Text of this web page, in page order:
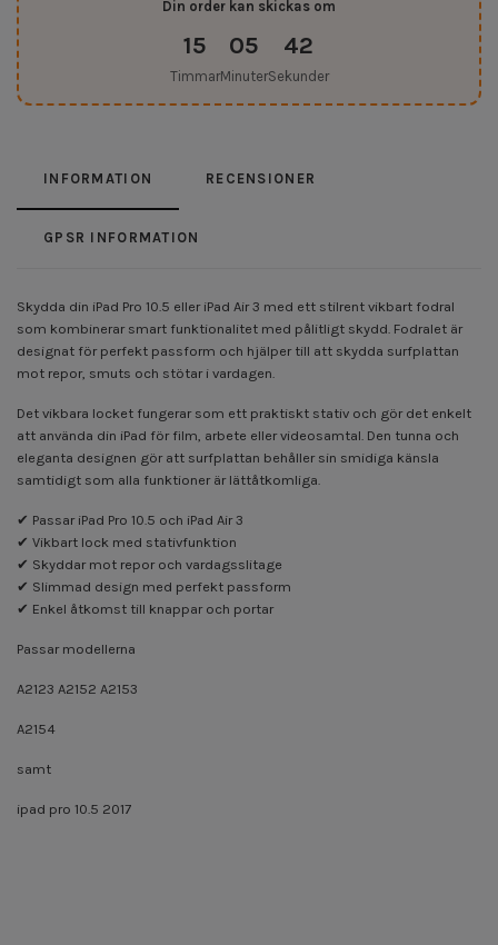
Din order kan skickas om
15
Timmar
05
Minuter
42
Sekunder
INFORMATION RECENSIONER
GPSR INFORMATION
Skydda din iPad Pro 10.5 eller iPad Air 3 med ett stilrent vikbart fodral
som kombinerar smart funktionalitet med pålitligt skydd. Fodralet är
designat för perfekt passform och hjälper till att skydda surfplattan
mot repor, smuts och stötar i vardagen.
Det vikbara locket fungerar som ett praktiskt stativ och gör det enkelt
att använda din iPad för film, arbete eller videosamtal. Den tunna och
eleganta designen gör att surfplattan behåller sin smidiga känsla
samtidigt som alla funktioner är lättåtkomliga.
✔ Passar iPad Pro 10.5 och iPad Air 3
✔ Vikbart lock med stativfunktion
✔ Skyddar mot repor och vardagsslitage
✔ Slimmad design med perfekt passform
✔ Enkel åtkomst till knappar och portar
Passar modellerna
A2123 A2152 A2153
A2154
samt
ipad pro 10.5 2017